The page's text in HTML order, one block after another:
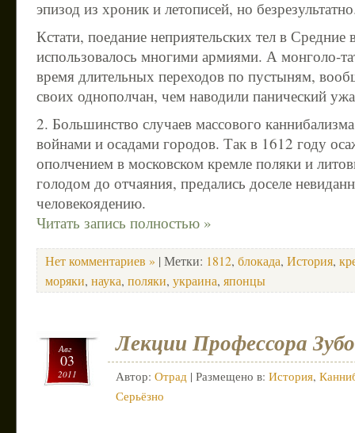
эпизод из хроник и летописей, но
Кстати, поедание неприятельских тел в Средние
использовалось многими армиями. А монголо-
время длительных переходов по пустыням,
своих однополчан, чем наводили панический
2. Большинство случаев массового
войнами и осадами городов. Так в 1612 году
ополчением в московском кремле поляки и
голодом до отчаяния, предались доселе
человекоядению.
Читать запись полностью »
Нет комментариев » | Метки: 1812, блокада, История,
моряки, наука, поляки, украина, японцы
Авг
03
2011
Лекции Профессора
Автор: Отрад | Размещено в: История,
Серьёзно